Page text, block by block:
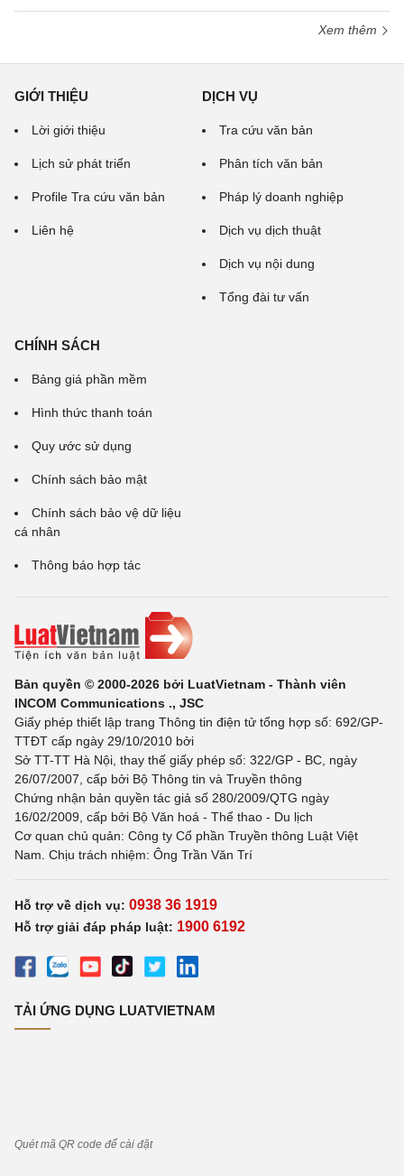
Xem thêm
GIỚI THIỆU
Lời giới thiệu
Lịch sử phát triển
Profile Tra cứu văn bản
Liên hệ
DỊCH VỤ
Tra cứu văn bản
Phân tích văn bản
Pháp lý doanh nghiệp
Dịch vụ dịch thuật
Dịch vụ nội dung
Tổng đài tư vấn
CHÍNH SÁCH
Bảng giá phần mềm
Hình thức thanh toán
Quy ước sử dụng
Chính sách bảo mật
Chính sách bảo vệ dữ liệu
cá nhân
Thông báo hợp tác
Bản quyền © 2000-2026 bởi LuatVietnam - Thành viên
INCOM Communications ., JSC
Giấy phép thiết lập trang Thông tin điện tử tổng hợp số: 692/GP-
TTĐT cấp ngày 29/10/2010 bởi
Sở TT-TT Hà Nội, thay thế giấy phép số: 322/GP - BC, ngày
26/07/2007, cấp bởi Bộ Thông tin và Truyền thông
Chứng nhận bản quyền tác giả số 280/2009/QTG ngày
16/02/2009, cấp bởi Bộ Văn hoá - Thể thao - Du lịch
Cơ quan chủ quản: Công ty Cổ phần Truyền thông Luật Việt
Nam. Chịu trách nhiệm: Ông Trần Văn Trí
Hỗ trợ về dịch vụ: 0938 36 1919
Hỗ trợ giải đáp pháp luật: 1900 6192
TẢI ỨNG DỤNG LUATVIETNAM
Quét mã QR code để cài đặt